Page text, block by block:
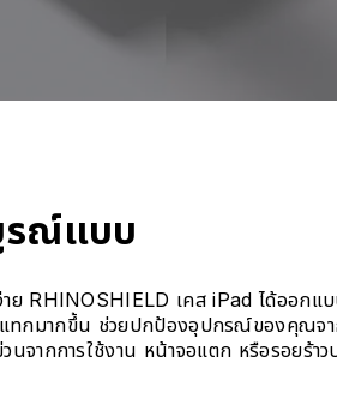
รณ์แบบ
ย RHINOSHIELD เคส iPad ได้ออกแ
ทกมากขึ้น ช่วยปกป้องอุปกรณ์ของคุณจา
นจากการใช้งาน หน้าจอแตก หรือรอยร้า